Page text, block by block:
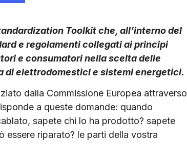
Toolkit che, all’interno del
e regolamenti collegati ai principi
e consumatori nella scelta delle
di elettrodomestici e sistemi energetici.
dalla Commissione Europea attraverso
a queste domande: quando
sapete chi lo ha prodotto? sapete
essere riparato? le parti della vostra